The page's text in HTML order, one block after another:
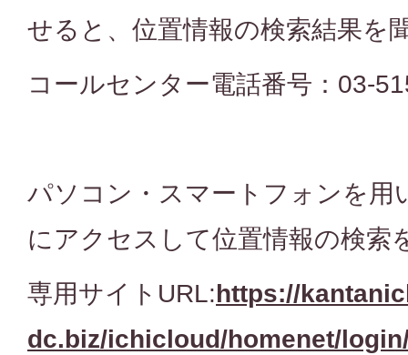
せると、位置情報の検索結果を
コールセンター電話番号：03-
パソコン・スマートフォンを
にアクセスして位置情報の検索
専用サイトURL:https://
dc.biz/ichicloud/homenet/